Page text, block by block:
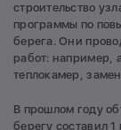
строительство
программы по
берега. Они
работ: например,
теплокамер,
В прошлом году
берегу составил